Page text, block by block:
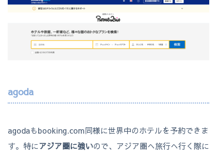
agoda
agodaもbooking.com同様に世界中のホテルを予約できま
す。特にアジア圏に強いので、アジア圏へ旅行へ行く際に